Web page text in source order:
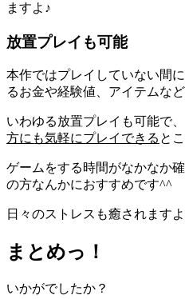
ますよ♪
放置プレイも可能
本作ではプレイしていない間
るお金や経験値、アイテムな
いわゆる放置プレイも可能で、
方にも気軽にプレイできる と
ゲームをする時間がなかなか
の方なんかにおすすめです^^
日々のストレスも癒されます
まとめっ！
いかがでしたか？